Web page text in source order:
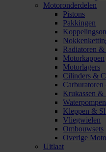
Motoronderdelen
Pistons
Pakkingen
Radiatoren
Motorkappen
Motorlagers
Cilinders &
Krukassen &
Waterpompen
Kleppen &
Vliegwielen
Ombouwsets
Overige
Uitlaat